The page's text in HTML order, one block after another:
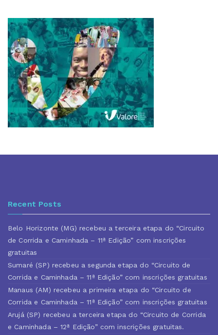
Recent Posts
Belo Horizonte (MG) recebeu a terceira etapa do “Circuito
de Corrida e Caminhada – 11ª Edição” com inscrições
gratuitas
Sumaré (SP) recebeu a segunda etapa do “Circuito de
Corrida e Caminhada – 11ª Edição” com inscrições gratuitas
Manaus (AM) recebeu a primeira etapa do “Circuito de
Corrida e Caminhada – 11ª Edição” com inscrições gratuitas
Arujá (SP) recebeu a terceira etapa do “Circuito de Corrida
e Caminhada – 12ª Edição” com inscrições gratuitas.